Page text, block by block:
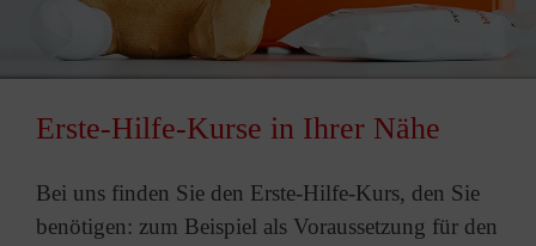
Erste-Hilfe-Kurse in Ihrer Nähe
Bei uns finden Sie den Erste-Hilfe-Kurs, den Sie
benötigen: zum Beispiel als Voraussetzung für den